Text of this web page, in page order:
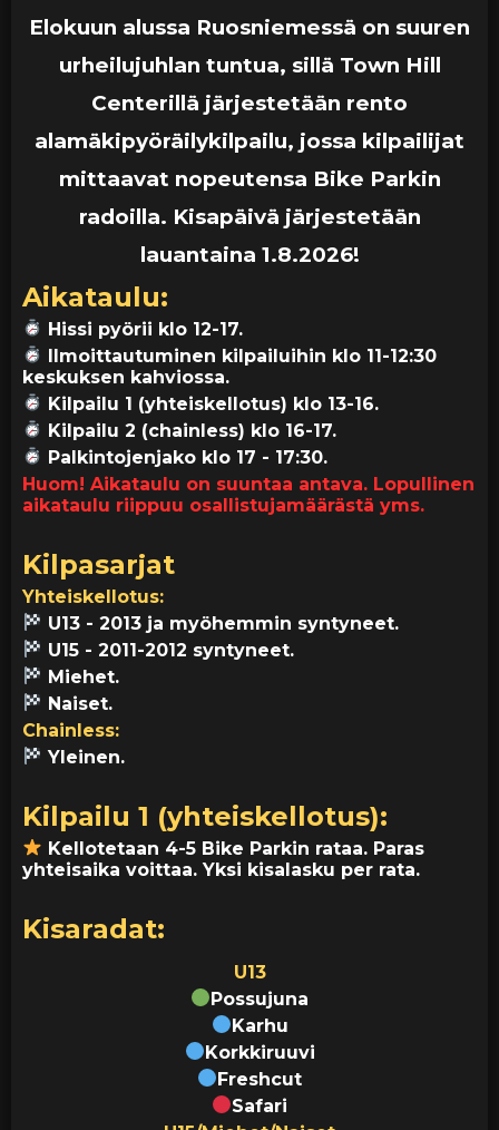
Elokuun alussa Ruosniemessä on suuren
urheilujuhlan tuntua, sillä Town Hill
Centerillä järjestetään rento
alamäkipyöräilykilpailu, jossa kilpailijat
mittaavat nopeutensa Bike Parkin
radoilla. Kisapäivä järjestetään
lauantaina 1.8.2026!
Aikataulu:
Hissi pyörii klo 12-17.
Ilmoittautuminen kilpailuihin klo 11-12:30
keskuksen kahviossa.
Kilpailu 1 (yhteiskellotus) klo 13-16.
Kilpailu 2 (chainless) klo 16-17.
Palkintojenjako klo 17 - 17:30.
Huom! Aikataulu on suuntaa antava. Lopullinen
aikataulu riippuu osallistujamäärästä yms.
Kilpasarjat
Yhteiskellotus:
U13 - 2013 ja myöhemmin syntyneet.
U15 - 2011-2012 syntyneet.
Miehet.
Naiset.
Chainless:
Yleinen.
Kilpailu 1 (yhteiskellotus):
Kellotetaan 4-5 Bike Parkin rataa. Paras
yhteisaika voittaa. Yksi kisalasku per rata.
Kisaradat:
U13
Possujuna
Karhu
Korkkiruuvi
Freshcut
Safari